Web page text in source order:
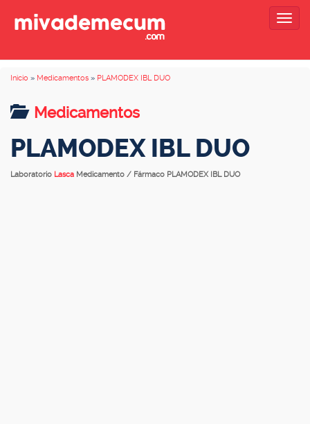
Inicio » Medicamentos » PLAMODEX IBL DUO
Medicamentos
PLAMODEX IBL DUO
Laboratorio Lasca Medicamento / Fármaco PLAMODEX IBL DUO